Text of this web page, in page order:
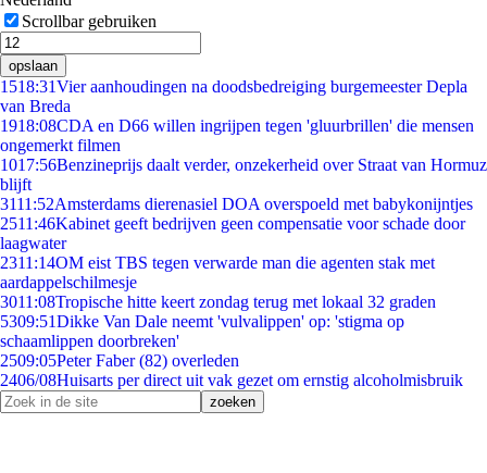
Scrollbar gebruiken
opslaan
1518:31Vier aanhoudingen na doodsbedreiging burgemeester Depla
van Breda
1918:08CDA en D66 willen ingrijpen tegen 'gluurbrillen' die mensen
ongemerkt filmen
1017:56Benzineprijs daalt verder, onzekerheid over Straat van Hormuz
blijft
3111:52Amsterdams dierenasiel DOA overspoeld met babykonijntjes
2511:46Kabinet geeft bedrijven geen compensatie voor schade door
laagwater
2311:14OM eist TBS tegen verwarde man die agenten stak met
aardappelschilmesje
3011:08Tropische hitte keert zondag terug met lokaal 32 graden
5309:51Dikke Van Dale neemt 'vulvalippen' op: 'stigma op
schaamlippen doorbreken'
2509:05Peter Faber (82) overleden
2406/08Huisarts per direct uit vak gezet om ernstig alcoholmisbruik